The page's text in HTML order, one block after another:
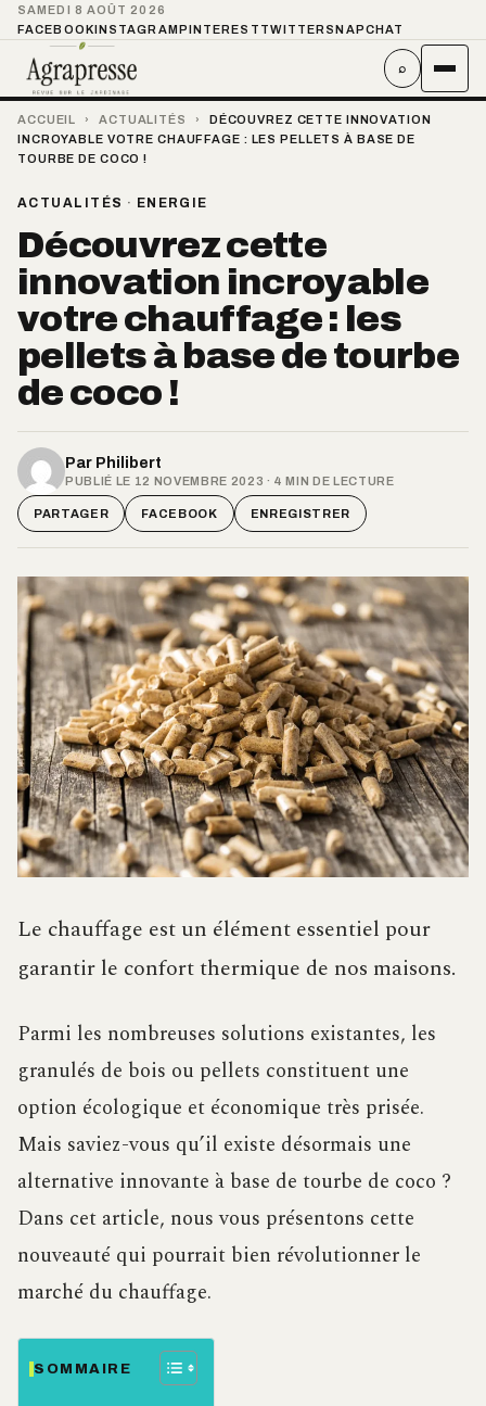
SAMEDI 8 AOÛT 2026
FACEBOOKINSTAGRAMPINTEREST TWITTER SNAPCHAT
⌕
ACCUEIL › ACTUALITÉS ›
DÉCOUVREZ CETTE INNOVATION
INCROYABLE VOTRE CHAUFFAGE : LES PELLETS À BASE DE
TOURBE DE COCO !
ACTUALITÉS · ENERGIE
Découvrez cette
innovation incroyable
votre chauffage : les
pellets à base de tourbe
de coco !
Par Philibert
PUBLIÉ LE 12 NOVEMBRE 2023 · 4 MIN DE LECTURE
PARTAGER FACEBOOK ENREGISTRER
Le chauffage est un élément essentiel pour
garantir le confort thermique de nos maisons.
Parmi les nombreuses solutions existantes, les
granulés de bois ou pellets constituent une
option écologique et économique très prisée.
Mais saviez-vous qu’il existe désormais une
alternative innovante à base de tourbe de coco ?
Dans cet article, nous vous présentons cette
nouveauté qui pourrait bien révolutionner le
marché du chauffage.
SOMMAIRE